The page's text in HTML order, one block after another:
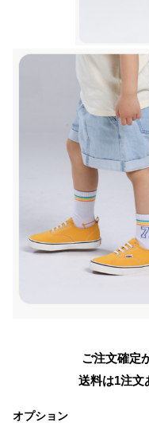
ご注文確定
送料は1注文
オプション